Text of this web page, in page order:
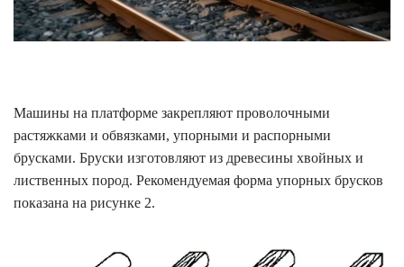
Машины на платформе закрепляют проволочными
растяжками и обвязками, упорными и распорными
брусками. Бруски изготовляют из древесины хвойных и
лиственных пород. Рекомендуемая форма упорных брусков
показана на рисунке 2.